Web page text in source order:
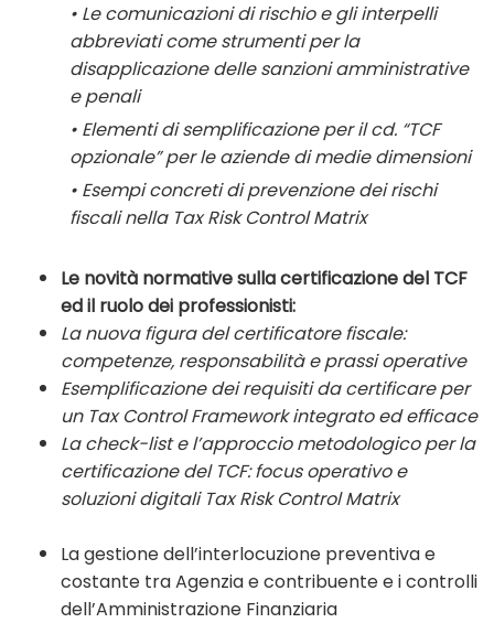
• Le comunicazioni di rischio e gli interpelli
abbreviati come strumenti per la
disapplicazione delle sanzioni amministrative
e penali
• Elementi di semplificazione per il cd. “TCF
opzionale” per le aziende di medie dimensioni
• Esempi concreti di prevenzione dei rischi
fiscali nella Tax Risk Control Matrix
Le novità normative sulla certificazione del TCF
ed il ruolo dei professionisti:
La nuova figura del certificatore fiscale:
competenze, responsabilità e prassi operative
Esemplificazione dei requisiti da certificare per
un Tax Control Framework integrato ed efficace
La check-list e l’approccio metodologico per la
certificazione del TCF: focus operativo e
soluzioni digitali Tax Risk Control Matrix
La gestione dell’interlocuzione preventiva e
costante tra Agenzia e contribuente e i controlli
dell’Amministrazione Finanziaria